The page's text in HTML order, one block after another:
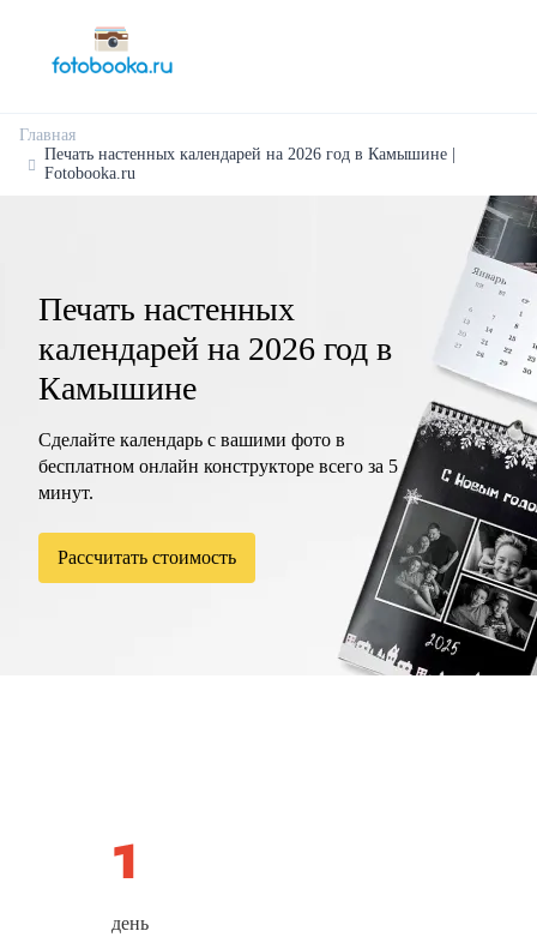
Главная
Печать настенных календарей на 2026 год в Камышине |
Fotobooka.ru
Печать настенных
календарей на 2026 год в
Камышине
Сделайте календарь с вашими фото в
бесплатном онлайн конструкторе всего за 5
минут.
Рассчитать стоимость
день